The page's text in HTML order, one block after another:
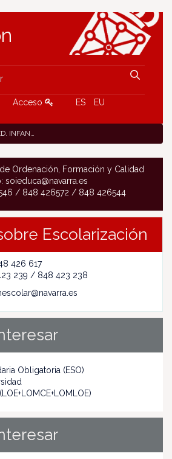
Acceso ES EU
Y PRIMARIA
Ordenación, Formación y Calidad
/ 848 426572 / 848 426544
Escolarización
426 617
239 / 848 423 238
Obligatoria (ESO)